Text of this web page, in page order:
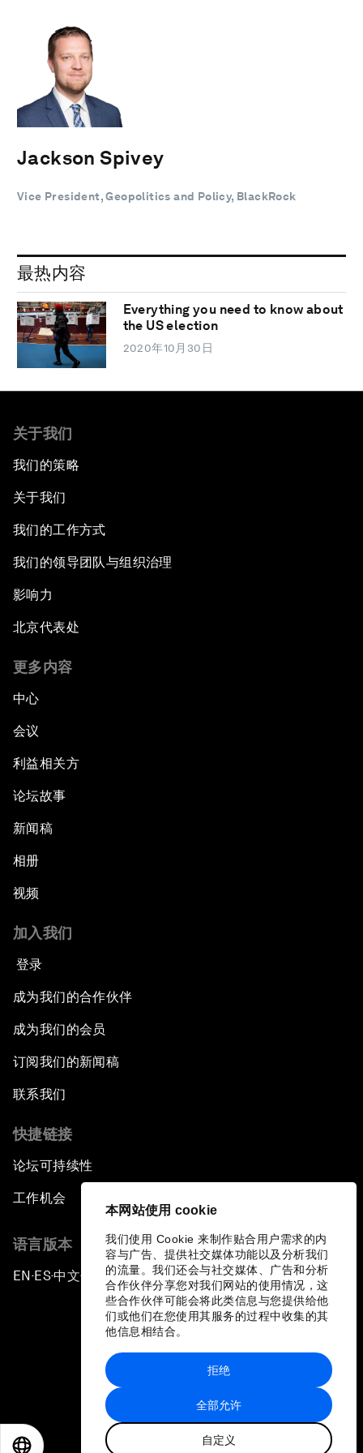
本网站使用 cookie
我们使用 Cookie 来制作贴合用户需求的内
容与广告、提供社交媒体功能以及分析我们
的流量。我们还会与社交媒体、广告和分析
合作伙伴分享您对我们网站的使用情况，这
些合作伙伴可能会将此类信息与您提供给他
们或他们在您使用其服务的过程中收集的其
他信息相结合。
全部允许
自定义
拒绝
Jackson Spivey
Vice President, Geopolitics and Policy, BlackRock
最热内容
Everything you need to know about
the US election
2020年10月30日
关于我们
我们的策略
关于我们
我们的工作方式
我们的领导团队与组织治理
影响力
北京代表处
更多内容
中心
会议
利益相关方
论坛故事
新闻稿
相册
视频
加入我们
登录
成为我们的合作伙伴
成为我们的会员
订阅我们的新闻稿
联系我们
快捷链接
论坛可持续性
工作机会
语言版本
EN ▪ES▪中文▪ 日本語
站点地图
世界经济论坛